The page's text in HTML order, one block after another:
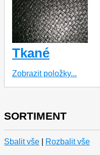
Tkané
Zobrazit položky...
SORTIMENT
Sbalit vše Rozbalit vše